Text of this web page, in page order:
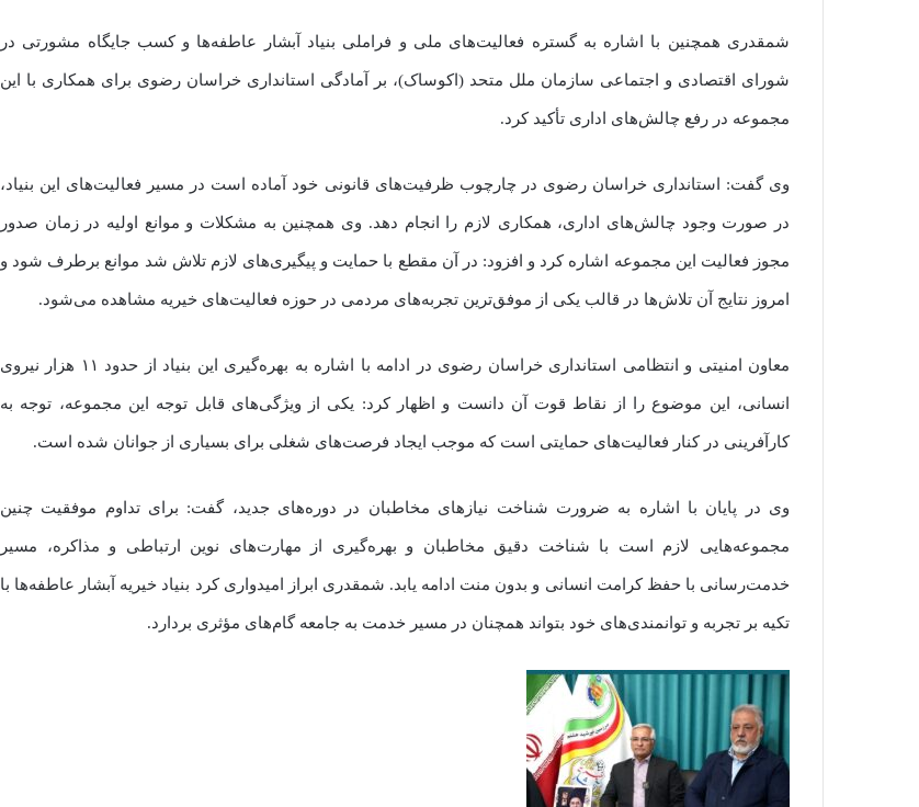
شمقدری همچنین با اشاره به گستره فعالیت‌های ملی و فراملی بنیاد آبشار عاطفه‌ها و کسب جایگاه مشورتی در
شورای اقتصادی و اجتماعی سازمان ملل متحد (اکوساک)، بر آمادگی استانداری خراسان رضوی برای همکاری با این
مجموعه در رفع چالش‌های اداری تأکید کرد.
وی گفت: استانداری خراسان رضوی در چارچوب ظرفیت‌های قانونی خود آماده است در مسیر فعالیت‌های این بنیاد،
در صورت وجود چالش‌های اداری، همکاری لازم را انجام دهد. وی همچنین به مشکلات و موانع اولیه در زمان صدور
مجوز فعالیت این مجموعه اشاره کرد و افزود: در آن مقطع با حمایت و پیگیری‌های لازم تلاش شد موانع برطرف شود و
امروز نتایج آن تلاش‌ها در قالب یکی از موفق‌ترین تجربه‌های مردمی در حوزه فعالیت‌های خیریه مشاهده می‌شود.
معاون امنیتی و انتظامی استانداری خراسان رضوی در ادامه با اشاره به بهره‌گیری این بنیاد از حدود ۱۱ هزار نیروی
انسانی، این موضوع را از نقاط قوت آن دانست و اظهار کرد: یکی از ویژگی‌های قابل توجه این مجموعه، توجه به
کارآفرینی در کنار فعالیت‌های حمایتی است که موجب ایجاد فرصت‌های شغلی برای بسیاری از جوانان شده است.
وی در پایان با اشاره به ضرورت شناخت نیازهای مخاطبان در دوره‌های جدید، گفت: برای تداوم موفقیت چنین
مجموعه‌هایی لازم است با شناخت دقیق مخاطبان و بهره‌گیری از مهارت‌های نوین ارتباطی و مذاکره، مسیر
خدمت‌رسانی با حفظ کرامت انسانی و بدون منت ادامه یابد. شمقدری ابراز امیدواری کرد بنیاد خیریه آبشار عاطفه‌ها با
تکیه بر تجربه و توانمندی‌های خود بتواند همچنان در مسیر خدمت به جامعه گام‌های مؤثری بردارد.